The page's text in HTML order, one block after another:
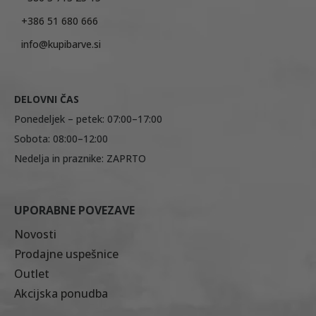
+386 51 680 666
info@kupibarve.si
DELOVNI ČAS
Ponedeljek – petek: 07:00–17:00
Sobota: 08:00–12:00
Nedelja in praznike: ZAPRTO
UPORABNE POVEZAVE
Novosti
Prodajne uspešnice
Outlet
Akcijska ponudba